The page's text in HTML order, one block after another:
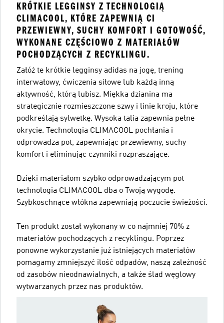
KRÓTKIE LEGGINSY Z TECHNOLOGIĄ
CLIMACOOL, KTÓRE ZAPEWNIĄ CI
PRZEWIEWNY, SUCHY KOMFORT I GOTOWOŚĆ,
WYKONANE CZĘŚCIOWO Z MATERIAŁÓW
POCHODZĄCYCH Z RECYKLINGU.
Załóż te krótkie legginsy adidas na jogę, trening
interwałowy, ćwiczenia siłowe lub każdą inną
aktywność, którą lubisz. Miękka dzianina ma
strategicznie rozmieszczone szwy i linie kroju, które
podkreślają sylwetkę. Wysoka talia zapewnia pełne
okrycie. Technologia CLIMACOOL pochłania i
odprowadza pot, zapewniając przewiewny, suchy
komfort i eliminując czynniki rozpraszające.
Dzięki materiałom szybko odprowadzającym pot
technologia CLIMACOOL dba o Twoją wygodę.
Szybkoschnące włókna zapewniają poczucie świeżości.
Ten produkt został wykonany w co najmniej 70% z
materiałów pochodzących z recyklingu. Poprzez
ponowne wykorzystanie już istniejących materiałów
pomagamy zmniejszyć ilość odpadów, naszą zależność
od zasobów nieodnawialnych, a także ślad węglowy
wytwarzanych przez nas produktów.